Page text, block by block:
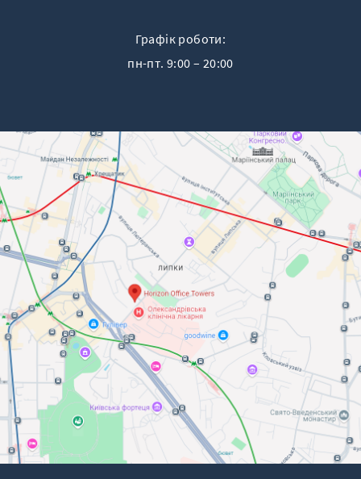
Графік роботи:
пн-пт. 9:00 – 20:00